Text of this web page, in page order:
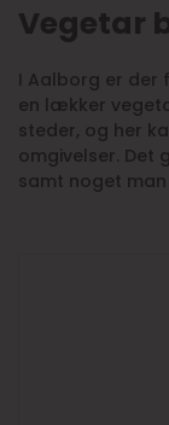
Vegetar
I Aalborg er der
en lækker
steder, og her
omgivelser. Det
samt noget man